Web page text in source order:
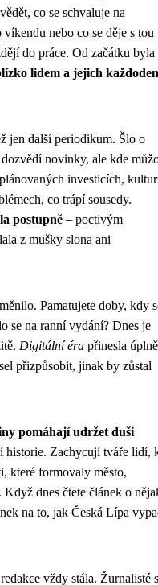
co se schvaluje na
nebo co se děje s tou
do práce. Od začátku byla
lidem a jejich
jen další periodikum. Šlo o
novinky, ale kde
investicích,
co trápí sousedy.
postupně – poctivým
z mušky slona ani
Pamatujete doby, kdy
se na ranní vydání? Dnes je
Digitální éra přinesla
přizpůsobit, jinak by zůstal
pomáhají udržet duši
historie. Zachycují tváře lidí,
které formovaly město,
dnes čtete článek o
na to, jak Česká Lípa
vždy stála. Žurnalisté